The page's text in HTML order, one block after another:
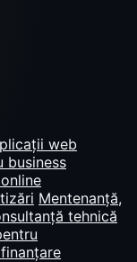
web
business
Mentenanță,
tehnică